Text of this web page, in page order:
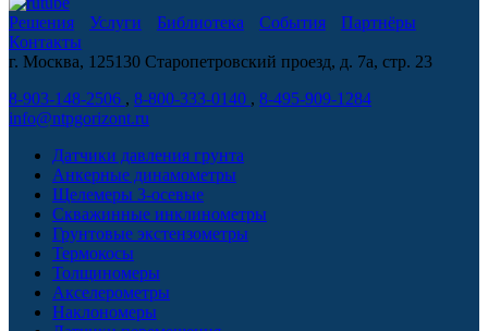
Решения Услуги Библиотека События
Партнёры
Контакты
г. Москва, 125130 Старопетровский проезд, д. 7а, стр. 23
8-903-148-2506 , 8-800-333-0140 , 8-495-909-1284
info@ntpgorizont.ru
Датчики давления грунта
Анкерные динамометры
Щелемеры 3-осевые
Скважинные инклинометры
Грунтовые экстензометры
Термокосы
Толщиномеры
Акселерометры
Наклономеры